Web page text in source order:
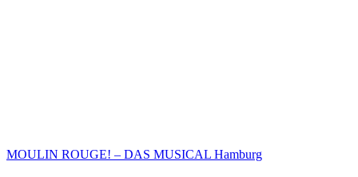
MOULIN ROUGE! – DAS MUSICAL Hamburg